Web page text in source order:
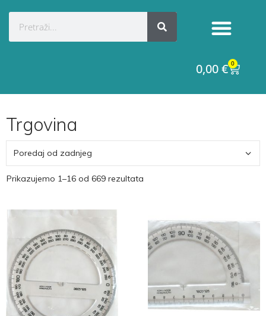
0,00€ 0
Trgovina
Prikazujemo 1–16 od 669 rezultata